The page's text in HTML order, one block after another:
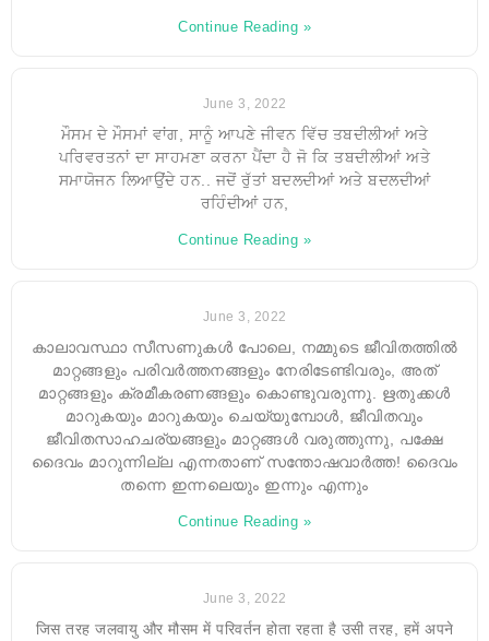
Continue Reading »
June 3, 2022
ਮੌਸਮ ਦੇ ਮੌਸਮਾਂ ਵਾਂਗ, ਸਾਨੂੰ ਆਪਣੇ ਜੀਵਨ ਵਿੱਚ ਤਬਦੀਲੀਆਂ ਅਤੇ
ਪਰਿਵਰਤਨਾਂ ਦਾ ਸਾਹਮਣਾ ਕਰਨਾ ਪੈਂਦਾ ਹੈ ਜੋ ਕਿ ਤਬਦੀਲੀਆਂ ਅਤੇ
ਸਮਾਯੋਜਨ ਲਿਆਉਂਦੇ ਹਨ.. ਜਦੋਂ ਰੁੱਤਾਂ ਬਦਲਦੀਆਂ ਅਤੇ ਬਦਲਦੀਆਂ
ਰਹਿੰਦੀਆਂ ਹਨ,
Continue Reading »
June 3, 2022
കാലാവസ്ഥാ സീസണുകൾ പോലെ, നമ്മുടെ ജീവിതത്തിൽ
മാറ്റങ്ങളും പരിവർത്തനങ്ങളും നേരിടേണ്ടിവരും, അത്
മാറ്റങ്ങളും ക്രമീകരണങ്ങളും കൊണ്ടുവരുന്നു. ഋതുക്കൾ
മാറുകയും മാറുകയും ചെയ്യുമ്പോൾ, ജീവിതവും
ജീവിതസാഹചര്യങ്ങളും മാറ്റങ്ങൾ വരുത്തുന്നു, പക്ഷേ
ദൈവം മാറുന്നില്ല എന്നതാണ് സന്തോഷവാർത്ത! ദൈവം
തന്നെ ഇന്നലെയും ഇന്നും എന്നും
Continue Reading »
June 3, 2022
जिस तरह जलवायु और मौसम में परिवर्तन होता रहता है उसी तरह, हमें अपने